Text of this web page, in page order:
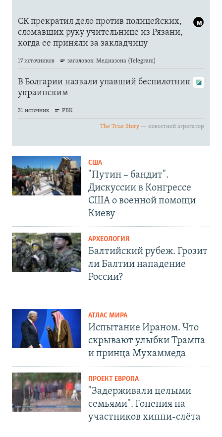
США
"Путин – бандит".
Дискуссии в Конгрессе
США о военной помощи
Киеву
АРХЕОЛОГИЯ
Балтийский рубеж. Грозит
ли Балтии нападение
России?
АТЛАС МИРА
Испытание Ираном. Что
скрывают улыбки Трампа
и принца Мухаммеда
ПРОЕКТ ЕВРОПА
"Задерживали целыми
семьями". Гонения на
участников хиппи-слёта